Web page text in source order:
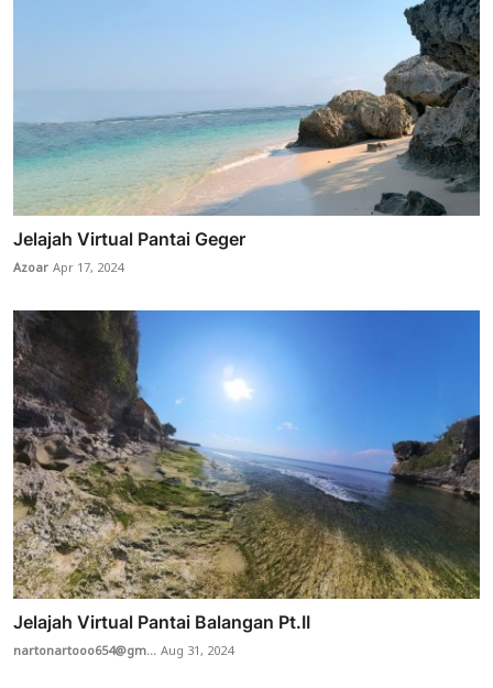
Jelajah Virtual Pantai Geger
AzoarApr 17, 2024
Jelajah Virtual Pantai Balangan Pt.II
nartonartooo654@gm...Aug 31, 2024